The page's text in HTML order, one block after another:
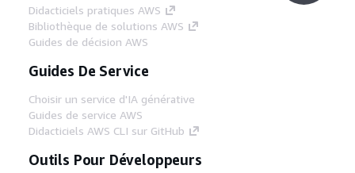
Didacticiels pratiques AWS
Bibliothèque de solutions AWS
Guides de décision AWS
Guides De Service
Choisir un service d'IA générative
Guides de service AWS
Didacticiels AWS CLI sur GitHub
Outils Pour Développeurs